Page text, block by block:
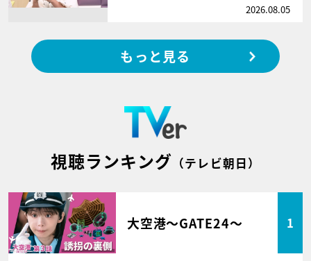
2026.08.05
もっと見る
視聴ランキング （テレビ朝日）
大空港～GATE24～ 1